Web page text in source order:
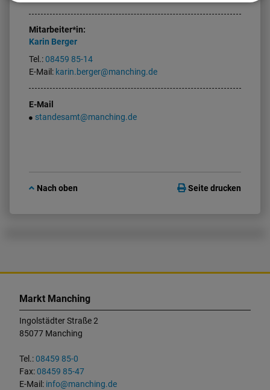
Mitarbeiter*in:
Karin Berger
Tel.:08459 85-14
E-Mail: karin.berger@manching.de
E-Mail
standesamt@manching.de
Nach oben Seite drucken
Markt Manching
Ingolstädter Straße 2
85077 Manching
Tel.:08459 85-0
Fax:08459 85-47
E-Mail: info@manching.de